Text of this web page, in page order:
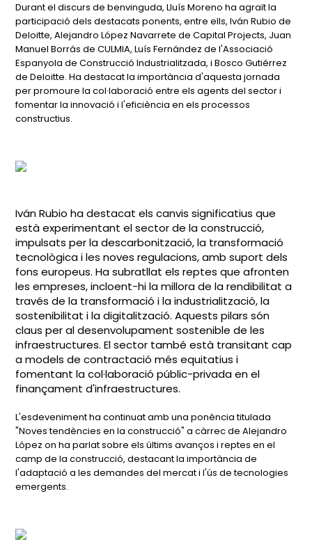
Durant el discurs de benvinguda, Lluís Moreno ha agraït la
participació dels destacats ponents, entre ells, Iván Rubio de
Deloitte, Alejandro López Navarrete de Capital Projects, Juan
Manuel Borrás de CULMIA, Luís Fernández de l'Associació
Espanyola de Construcció Industrialitzada, i Bosco Gutiérrez
de Deloitte. Ha destacat la importància d'aquesta jornada
per promoure la col·laboració entre els agents del sector i
fomentar la innovació i l'eficiència en els processos
constructius.
Iván Rubio ha destacat els canvis significatius que
està experimentant el sector de la construcció,
impulsats per la descarbonització, la transformació
tecnològica i les noves regulacions, amb suport dels
fons europeus. Ha subratllat els reptes que afronten
les empreses, incloent-hi la millora de la rendibilitat a
través de la transformació i la industrialització, la
sostenibilitat i la digitalització. Aquests pilars són
claus per al desenvolupament sostenible de les
infraestructures. El sector també està transitant cap
a models de contractació més equitatius i
fomentant la col·laboració públic-privada en el
finançament d'infraestructures.
L'esdeveniment ha continuat amb una ponència titulada
"Noves tendències en la construcció" a càrrec de Alejandro
López on ha parlat sobre els últims avanços i reptes en el
camp de la construcció, destacant la importància de
l'adaptació a les demandes del mercat i l'ús de tecnologies
emergents.